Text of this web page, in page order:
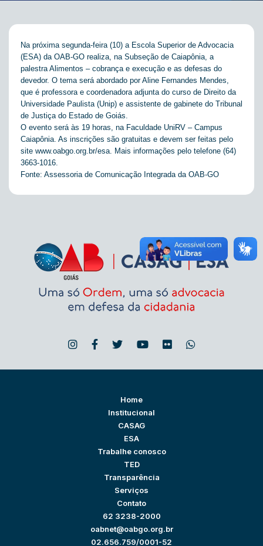
Na próxima segunda-feira (10) a Escola Superior de Advocacia
(ESA) da OAB-GO realiza, na Subseção de Caiapônia, a
palestra Alimentos – cobrança e execução e as defesas do
devedor. O tema será abordado por Aline Fernandes Mendes,
que é professora e coordenadora adjunta do curso de Direito da
Universidade Paulista (Unip) e assistente de gabinete do Tribunal
de Justiça do Estado de Goiás.
O evento será às 19 horas, na Faculdade UniRV – Campus
Caiapônia. As inscrições são gratuitas e devem ser feitas pelo
site www.oabgo.org.br/esa. Mais informações pelo telefone (64)
3663-1016.
Fonte: Assessoria de Comunicação Integrada da OAB-GO
Home
Institucional
CASAG
ESA
Trabalhe conosco
TED
Transparência
Serviços
Contato
62 3238-2000
oabnet@oabgo.org.br
02.656.759/0001-52